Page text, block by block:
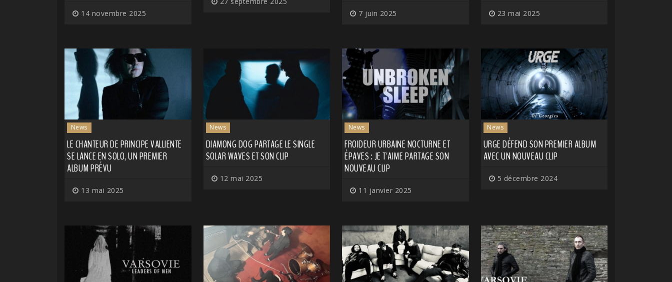
14 novembre 2025 7 juin 2025 23 mai 2025
News
LE CHANTEUR DE PRINCIPE VALLIENTE
SE LANCE EN SOLO, UN PREMIER
ALBUM PRÉVU
13 mai 2025
News
DIAMONG DOG PARTAGE LE SINGLE
SOLAR WAVES ET SON CLIP
12 mai 2025
News
FROIDEUR URBAINE NOCTURNE ET
ÉPAVES : JE T'AIME PARTAGE SON
NOUVEAU CLIP
11 janvier 2025
News
URGE DÉFEND SON PREMIER ALBUM
AVEC UN NOUVEAU CLIP
5 décembre 2024